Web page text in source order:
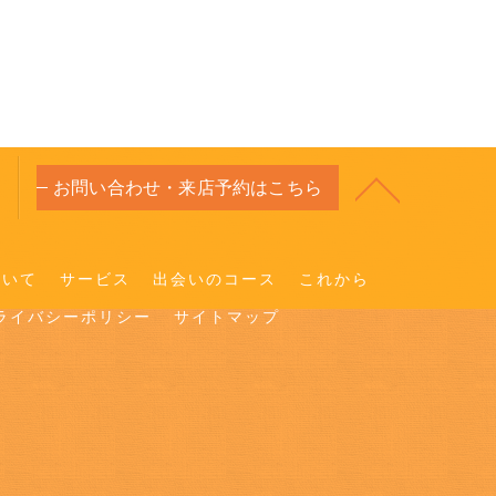
お問い合わせ・来店予約はこちら
て サービス 出会いのコース これから
イバシーポリシー サイトマップ